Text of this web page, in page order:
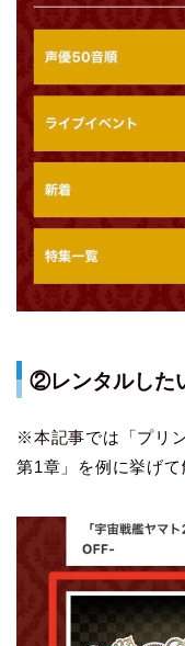
②レンタルした
※本記事では「プリ
第1章」を例に挙げて